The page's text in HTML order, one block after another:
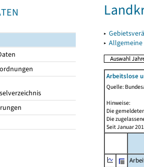
▸
▸
Arbeitslose
Quelle:
Hinweise:
Die
Die
Seit Januar